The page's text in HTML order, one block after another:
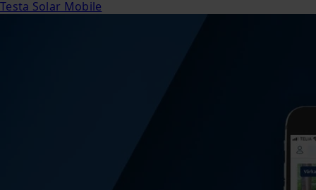
Testa Solar Mobile